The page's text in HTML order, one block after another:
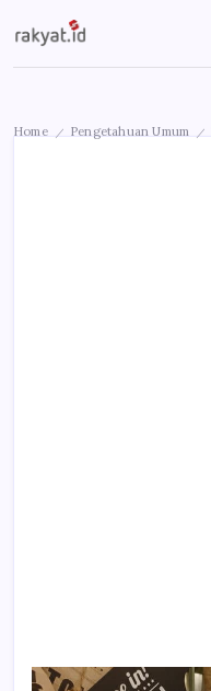
to
content
Rakyat.id
Edukasi
Masyarakat
Home / Pengetahuan Umum /